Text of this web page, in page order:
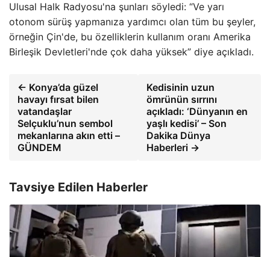
Ulusal Halk Radyosu'na şunları söyledi: “Ve yarı
otonom sürüş yapmanıza yardımcı olan tüm bu şeyler,
örneğin Çin'de, bu özelliklerin kullanım oranı Amerika
Birleşik Devletleri'nde çok daha yüksek” diye açıkladı.
← Konya’da güzel
havayı fırsat bilen
vatandaşlar
Selçuklu’nun sembol
mekanlarına akın etti –
GÜNDEM
Kedisinin uzun
ömrünün sırrını
açıkladı: ‘Dünyanın en
yaşlı kedisi’ – Son
Dakika Dünya
Haberleri →
Tavsiye Edilen Haberler